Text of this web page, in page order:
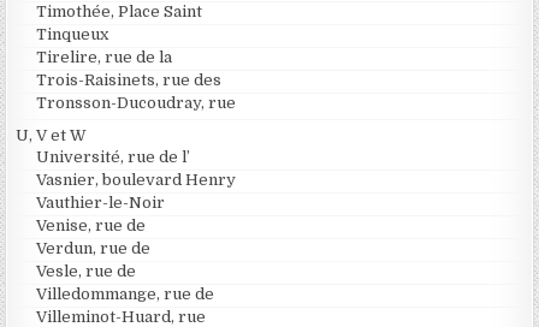
Timothée, Place Saint
Tinqueux
Tirelire, rue de la
Trois-Raisinets, rue des
Tronsson-Ducoudray, rue
U, V et W
Université, rue de l’
Vasnier, boulevard Henry
Vauthier-le-Noir
Venise, rue de
Verdun, rue de
Vesle, rue de
Villedommange, rue de
Villeminot-Huard, rue